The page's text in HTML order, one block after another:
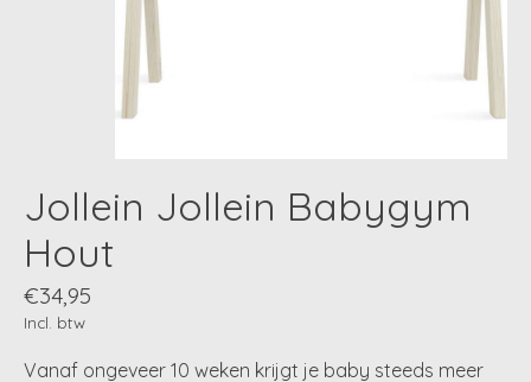
Jollein Jollein Babygym
Hout
€34,95
Incl. btw
Vanaf ongeveer 10 weken krijgt je baby steeds meer